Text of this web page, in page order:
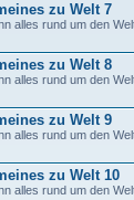
zu Welt 7
alles rund um den
zu Welt 8
alles rund um den
zu Welt 9
alles rund um den
zu Welt 10
alles rund um den